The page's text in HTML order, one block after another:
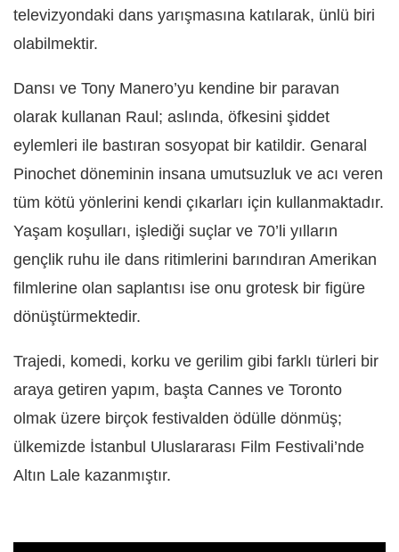
televizyondaki dans yarışmasına katılarak, ünlü biri
olabilmektir.
Dansı ve Tony Manero’yu kendine bir paravan
olarak kullanan Raul; aslında, öfkesini şiddet
eylemleri ile bastıran sosyopat bir katildir. Genaral
Pinochet döneminin insana umutsuzluk ve acı veren
tüm kötü yönlerini kendi çıkarları için kullanmaktadır.
Yaşam koşulları, işlediği suçlar ve 70’li yılların
gençlik ruhu ile dans ritimlerini barındıran Amerikan
filmlerine olan saplantısı ise onu grotesk bir figüre
dönüştürmektedir.
Trajedi, komedi, korku ve gerilim gibi farklı türleri bir
araya getiren yapım, başta Cannes ve Toronto
olmak üzere birçok festivalden ödülle dönmüş;
ülkemizde İstanbul Uluslararası Film Festivali’nde
Altın Lale kazanmıştır.